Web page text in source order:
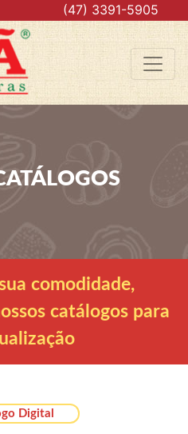
(47) 3391-5905
comodidade,
catálogos para
Digital